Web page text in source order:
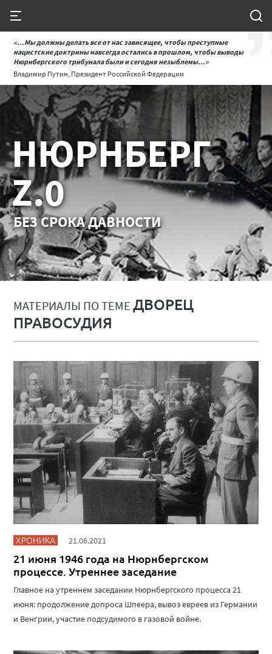
«...Мы должны делать все от нас зависящее, чтобы преступные
нацистские доктрины навсегда остались в прошлом, чтобы выводы
Нюрнбергского трибунала были и сегодня незыблемы...»
Владимир Путин, Президент Российской Федерации
НЮРНБЕРГ
Z.0
БЕЗ СРОКА ДАВНОСТИ
МАТЕРИАЛЫ ПО ТЕМЕДВОРЕЦ
ПРАВОСУДИЯ
ХРОНИКА 21.06.2021
21 июня 1946 года на Нюрнбергском
процессе. Утреннее заседание
Главное на утреннем заседании Нюрнбергского процесса 21
июня: продолжение допроса Шпеера, вывоз евреев из Германии
и Венгрии, участие подсудимого в газовой войне.